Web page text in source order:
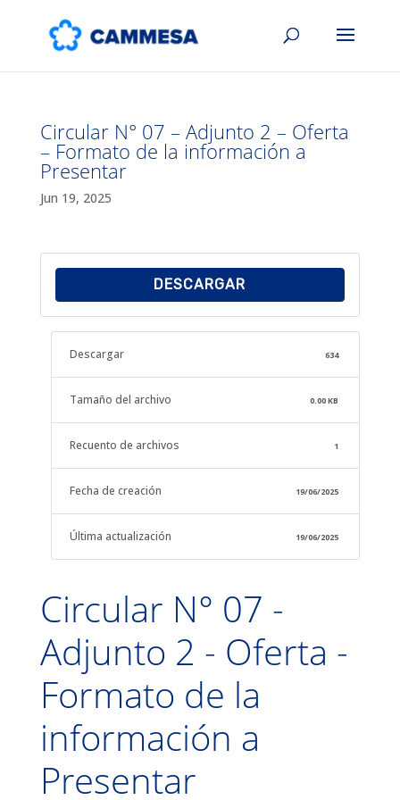
Circular N° 07 – Adjunto 2 – Oferta
– Formato de la información a
Presentar
Jun 19, 2025
DESCARGAR
Descargar 634
Tamaño del archivo 0.00 KB
Recuento de archivos 1
Fecha de creación 19/06/2025
Última actualización 19/06/2025
Circular N° 07 -
Adjunto 2 - Oferta -
Formato de la
información a
Presentar